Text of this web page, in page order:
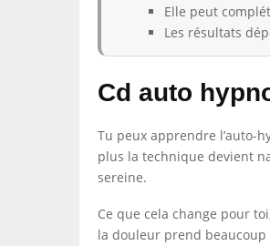
Elle peut
Les résultats
Cd auto
Tu peux apprendre l’auto-
plus la technique devient
sereine.
Ce que cela change pour
la douleur prend beaucoup